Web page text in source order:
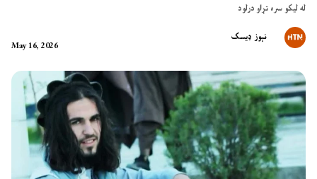
له لیکو سره تړاو درلود
May 16, 2026
نېوز ډیسک